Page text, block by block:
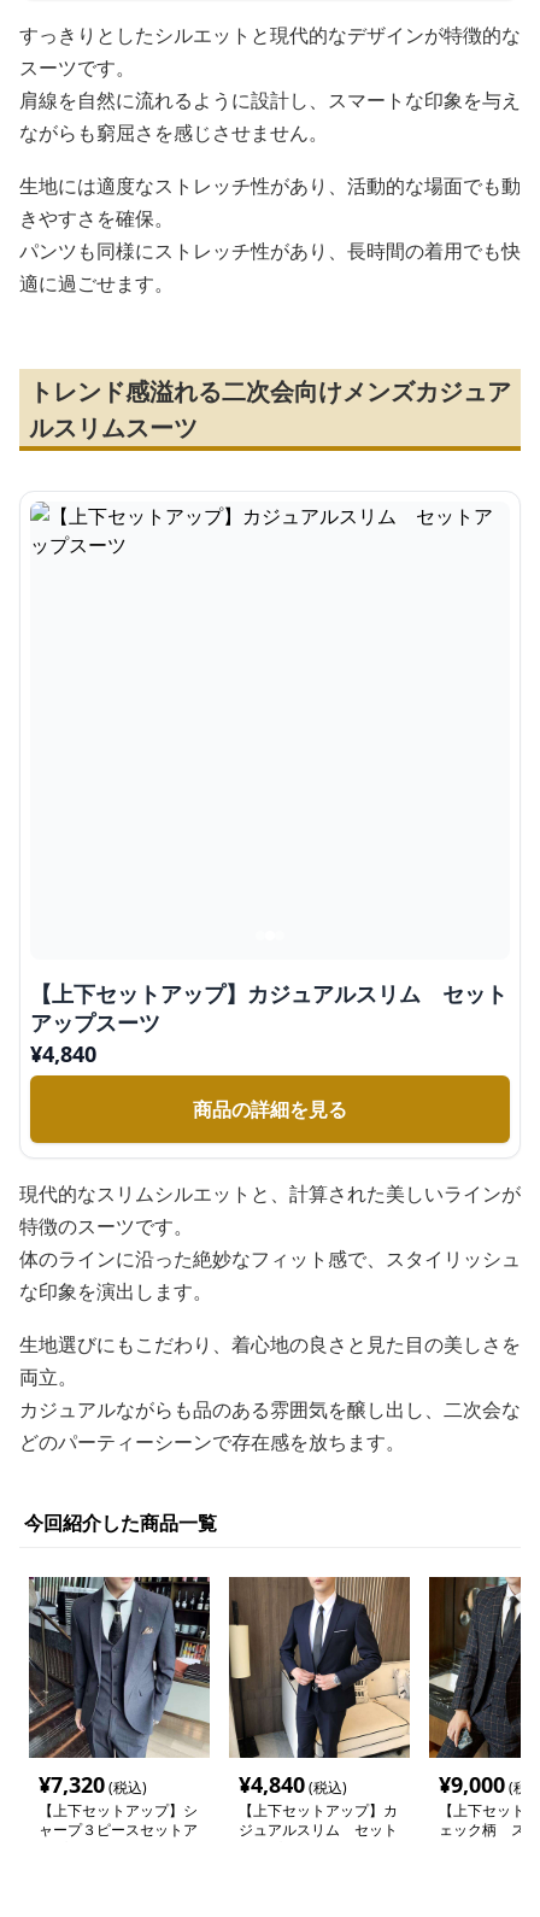
すっきりとしたシルエットと現代的なデザインが特徴的な
スーツです。
肩線を自然に流れるように設計し、スマートな印象を与え
ながらも窮屈さを感じさせません。
生地には適度なストレッチ性があり、活動的な場面でも動
きやすさを確保。
パンツも同様にストレッチ性があり、長時間の着用でも快
適に過ごせます。
トレンド感溢れる二次会向けメンズカジュア
ルスリムスーツ
【上下セットアップ】カジュアルスリム セット
アップスーツ
¥4,840
商品の詳細を見る
現代的なスリムシルエットと、計算された美しいラインが
特徴のスーツです。
体のラインに沿った絶妙なフィット感で、スタイリッシュ
な印象を演出します。
生地選びにもこだわり、着心地の良さと見た目の美しさを
両立。
カジュアルながらも品のある雰囲気を醸し出し、二次会な
どのパーティーシーンで存在感を放ちます。
今回紹介した商品一覧
¥7,320(税込)
【上下セットアップ】シ
ャープ３ピースセットア
¥4,840(税込)
【上下セットアップ】カ
ジュアルスリム セット
¥9,000(税
【上下セット
ェック柄 ス